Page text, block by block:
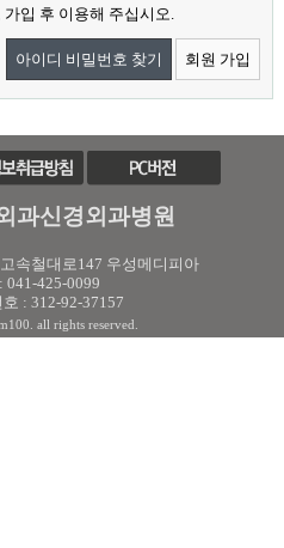
입 후 이용해 주십시오.
아이디 비밀번호 찾기 회원 가입
과신경외과병원
속철대로147 우성메디피아
041-425-0099
: 312-92-37157
all rights reserved.